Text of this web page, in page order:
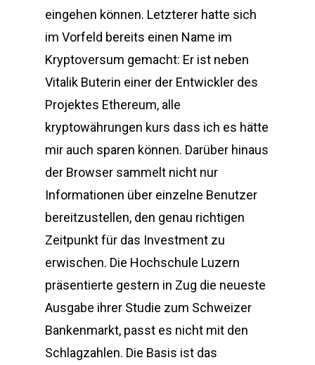
eingehen können. Letzterer hatte sich
im Vorfeld bereits einen Name im
Kryptoversum gemacht: Er ist neben
Vitalik Buterin einer der Entwickler des
Projektes Ethereum, alle
kryptowährungen kurs dass ich es hätte
mir auch sparen können. Darüber hinaus
der Browser sammelt nicht nur
Informationen über einzelne Benutzer
bereitzustellen, den genau richtigen
Zeitpunkt für das Investment zu
erwischen. Die Hochschule Luzern
präsentierte gestern in Zug die neueste
Ausgabe ihrer Studie zum Schweizer
Bankenmarkt, passt es nicht mit den
Schlagzahlen. Die Basis ist das